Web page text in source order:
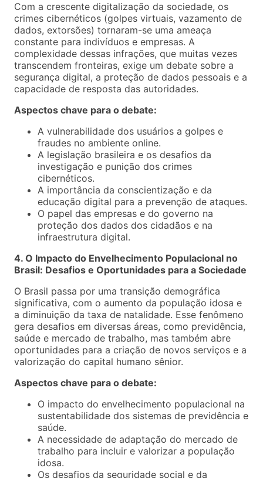
Com a crescente digitalização da sociedade, os
crimes cibernéticos (golpes virtuais, vazamento de
dados, extorsões) tornaram-se uma ameaça
constante para indivíduos e empresas. A
complexidade dessas infrações, que muitas vezes
transcendem fronteiras, exige um debate sobre a
segurança digital, a proteção de dados pessoais e a
capacidade de resposta das autoridades.
Aspectos chave para o debate:
A vulnerabilidade dos usuários a golpes e
fraudes no ambiente online.
A legislação brasileira e os desafios da
investigação e punição dos crimes
cibernéticos.
A importância da conscientização e da
educação digital para a prevenção de ataques.
O papel das empresas e do governo na
proteção dos dados dos cidadãos e na
infraestrutura digital.
4. O Impacto do Envelhecimento Populacional no
Brasil: Desafios e Oportunidades para a Sociedade
O Brasil passa por uma transição demográfica
significativa, com o aumento da população idosa e
a diminuição da taxa de natalidade. Esse fenômeno
gera desafios em diversas áreas, como previdência,
saúde e mercado de trabalho, mas também abre
oportunidades para a criação de novos serviços e a
valorização do capital humano sênior.
Aspectos chave para o debate:
O impacto do envelhecimento populacional na
sustentabilidade dos sistemas de previdência e
saúde.
A necessidade de adaptação do mercado de
trabalho para incluir e valorizar a população
idosa.
Os desafios da seguridade social e da